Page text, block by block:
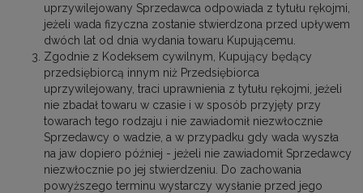
uprzywilejowany Sprzedawca odpowiada z tytułu rękojmi,
jeżeli wada fizyczna zostanie stwierdzona przed upływem
dwóch lat od dnia wydania towaru Kupującemu.
Zgodnie z Kodeksem cywilnym, Kupujący będący
przedsiębiorcą innym niż Przedsiębiorca
uprzywilejowany, traci uprawnienia z tytułu rękojmi, jeżeli
nie zbadał towaru w czasie i w sposób przyjęty przy
towarach tego rodzaju i nie zawiadomił niezwłocznie
Sprzedawcy o wadzie, a w przypadku gdy wada wyszła
na jaw dopiero później - jeżeli nie zawiadomił Sprzedawcy
niezwłocznie po jej stwierdzeniu. Do zachowania
powyższego terminu wystarczy wysłanie przed jego